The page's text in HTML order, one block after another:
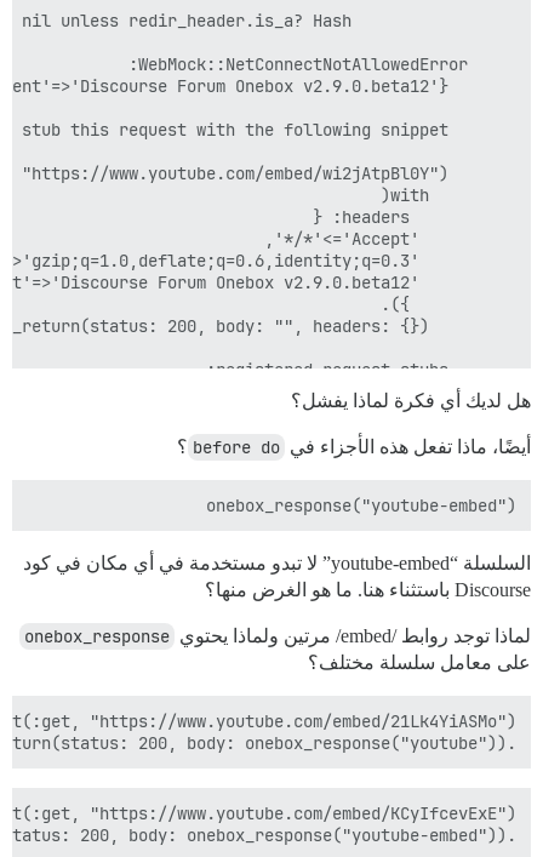
هل لديك أي فكرة لماذا يفشل؟
أيضًا، ماذا تفعل هذه الأجزاء في before do ؟
onebox_response("youtube-embed")
السلسلة “youtube-embed” لا تبدو مستخدمة في أي مكان في كود
Discourse باستثناء هنا. ما هو الغرض منها؟
لماذا توجد روابط /embed/ مرتين ولماذا يحتوي onebox_response
على معامل سلسلة مختلف؟
.to_return(status: 200, body: onebox_response("youtube"))
.to_return(status: 200, body: onebox_response("youtube-embed"))